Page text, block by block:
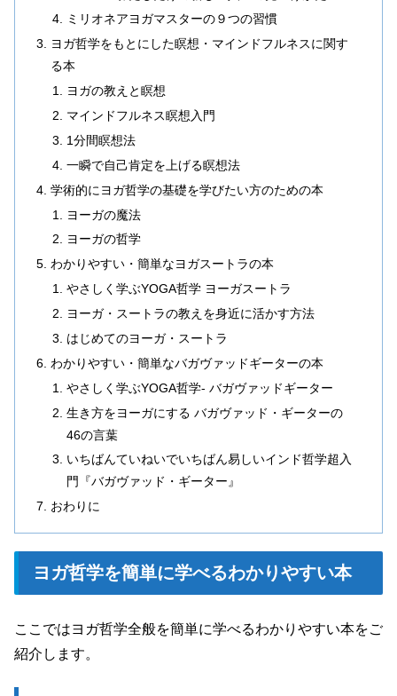
ミリオネアヨガマスターの９つの習慣
ヨガ哲学をもとにした瞑想・マインドフルネスに関す
る本
ヨガの教えと瞑想
マインドフルネス瞑想入門
1分間瞑想法
一瞬で自己肯定を上げる瞑想法
学術的にヨガ哲学の基礎を学びたい方のための本
ヨーガの魔法
ヨーガの哲学
わかりやすい・簡単なヨガスートラの本
やさしく学ぶYOGA哲学 ヨーガスートラ
ヨーガ・スートラの教えを身近に活かす方法
はじめてのヨーガ・スートラ
わかりやすい・簡単なバガヴァッドギーターの本
やさしく学ぶYOGA哲学- バガヴァッドギーター
生き方をヨーガにする バガヴァッド・ギーターの
46の言葉
いちばんていねいでいちばん易しいインド哲学超入
門『バガヴァッド・ギーター』
おわりに
ヨガ哲学を簡単に学べるわかりやすい本
ここではヨガ哲学全般を簡単に学べるわかりやすい本をご
紹介します。